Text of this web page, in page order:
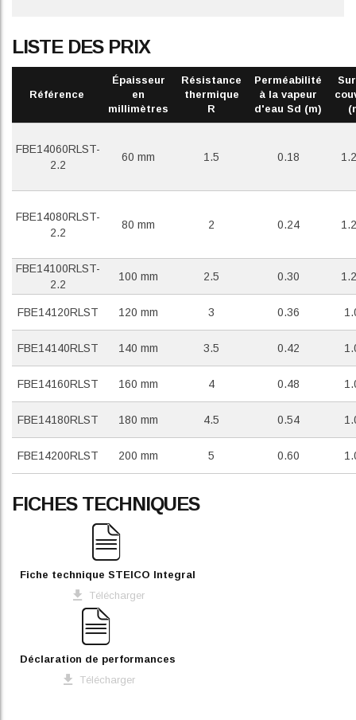
LISTE DES PRIX
Référence
Épaisseur
en
millimètres
Résistance
thermique
R
Perméabilité
à la vapeur
d'eau Sd (m)
FBE14060RLST-
2.2
60 mm 1.5 0.18
FBE14080RLST-
2.2
80 mm 2 0.24
FBE14100RLST-
2.2
100 mm 2.5 0.30
FBE14120RLST 120 mm 3 0.36
FBE14140RLST 140 mm 3.5 0.42
FBE14160RLST 160 mm 4 0.48
FBE14180RLST 180 mm 4.5 0.54
FBE14200RLST 200 mm 5 0.60
FICHES TECHNIQUES
Fiche technique STEICO Integral
Télécharger
Déclaration de performances
Télécharger